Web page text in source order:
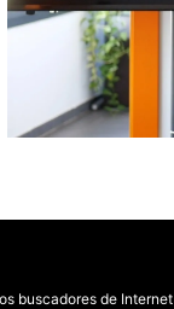
buscadores de Internet